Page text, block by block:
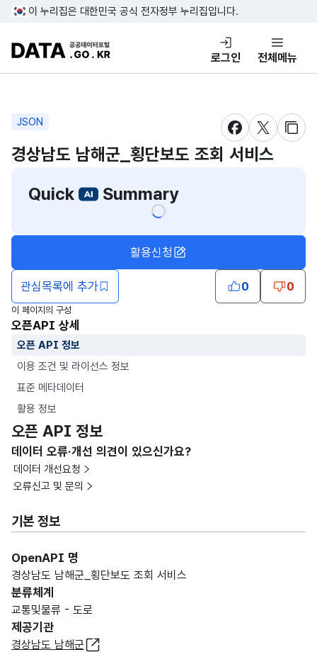
콘텐츠 바로가기
푸터 바로가기
이 누리집은 대한민국 공식 전자정부 누리집입니다.
DATA.GO.KR 공공데이터포털
로그인 전체메뉴
JSON
새창 열림새창 열림
새창
경상남도 남해군_횡단보도 조회 서비스
Quick
Summary
관심목록에 추가
활용신청
0 0
이 페이지의 구성
오픈API 상세
오픈 API 정보
이용 조건 및 라이선스 정보
표준 메타데이터
활용 정보
오픈 API 정보
데이터 오류·개선 의견이 있으신가요?
데이터 개선요청
오류신고 및 문의
기본 정보
OpenAPI 명
경상남도 남해군_횡단보도 조회 서비스
분류체계
교통및물류 - 도로
제공기관
경상남도 남해군